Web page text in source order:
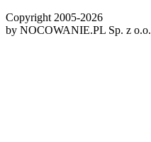
Copyright 2005-2026
by NOCOWANIE.PL Sp. z o.o.